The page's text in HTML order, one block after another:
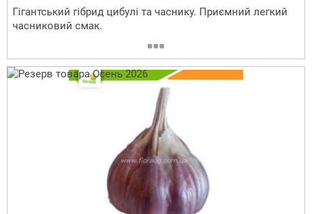
Гігантський гібрид цибулі та часнику. Приємний легкий
часниковий смак.